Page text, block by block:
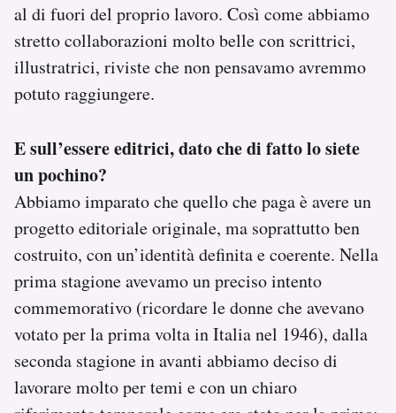
al di fuori del proprio lavoro. Così come abbiamo
stretto collaborazioni molto belle con scrittrici,
illustratrici, riviste che non pensavamo avremmo
potuto raggiungere.
E sull’essere editrici, dato che di fatto lo siete
un pochino?
Abbiamo imparato che quello che paga è avere un
progetto editoriale originale, ma soprattutto ben
costruito, con un’identità definita e coerente. Nella
prima stagione avevamo un preciso intento
commemorativo (ricordare le donne che avevano
votato per la prima volta in Italia nel 1946), dalla
seconda stagione in avanti abbiamo deciso di
lavorare molto per temi e con un chiaro